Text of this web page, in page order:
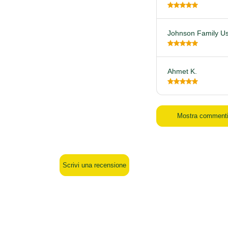
Johnson Family
Ahmet K.
Mostra commenti
Scrivi una recensione